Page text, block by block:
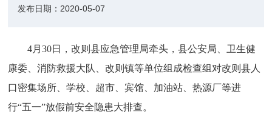
发布日期： 2020-05-07
4月30日，改则县应急管理局牵头，县公安局、卫生健
康委、消防救援大队、改则镇等单位组成检查组对改则县人
口密集场所、学校、超市、宾馆、加油站、热源厂等进
行“五一”放假前安全隐患大排查。